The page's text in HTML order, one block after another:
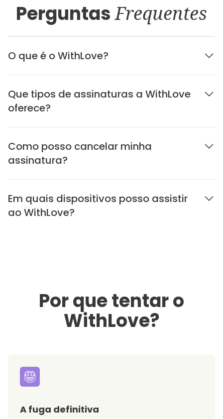
PerguntasFrequentes
O que é o WithLove?
Que tipos de assinaturas a WithLove
oferece?
Como posso cancelar minha
assinatura?
Em quais dispositivos posso assistir
ao WithLove?
Por que tentar o
WithLove?
A fuga definitiva